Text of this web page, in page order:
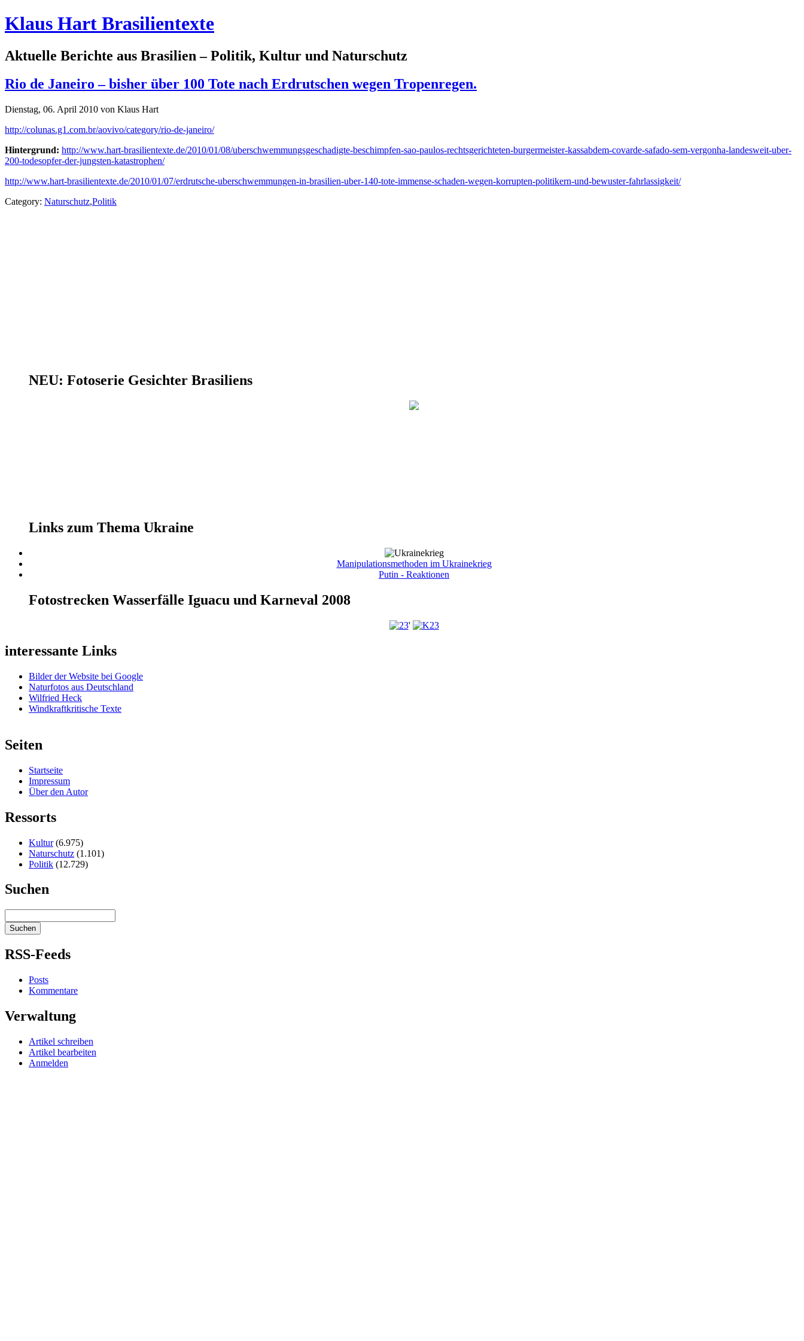
Klaus Hart Brasilientexte
Aktuelle Berichte aus Brasilien – Politik, Kultur und Naturschutz
Rio de Janeiro – bisher über 100 Tote nach Erdrutschen wegen Tropenregen.
Dienstag, 06. April 2010 von Klaus Hart
http://colunas.g1.com.br/aovivo/category/rio-de-janeiro/
Hintergrund: http://www.hart-brasilientexte.de/2010/01/08/uberschwemmungsgeschadigte-beschimpfen-sao-paulos-rechtsgerichteten-burgermeister-kassabdem-covarde-safado-sem-vergonha-landesweit-uber-
200-todesopfer-der-jungsten-katastrophen/
http://www.hart-brasilientexte.de/2010/01/07/erdrutsche-uberschwemmungen-in-brasilien-uber-140-tote-immense-schaden-wegen-korrupten-politikern-und-bewuster-fahrlassigkeit/
Category: Naturschutz,Politik
NEU: Fotoserie Gesichter Brasiliens
Links zum Thema Ukraine
Manipulationsmethoden im Ukrainekrieg
Putin - Reaktionen
Fotostrecken Wasserfälle Iguacu und Karneval 2008
'
interessante Links
Bilder der Website bei Google
Naturfotos aus Deutschland
Wilfried Heck
Windkraftkritische Texte
Seiten
Startseite
Impressum
Über den Autor
Ressorts
Kultur(6.975)
Naturschutz (1.101)
Politik (12.729)
Suchen
RSS-Feeds
Posts
Kommentare
Verwaltung
Artikel schreiben
Artikel bearbeiten
Anmelden